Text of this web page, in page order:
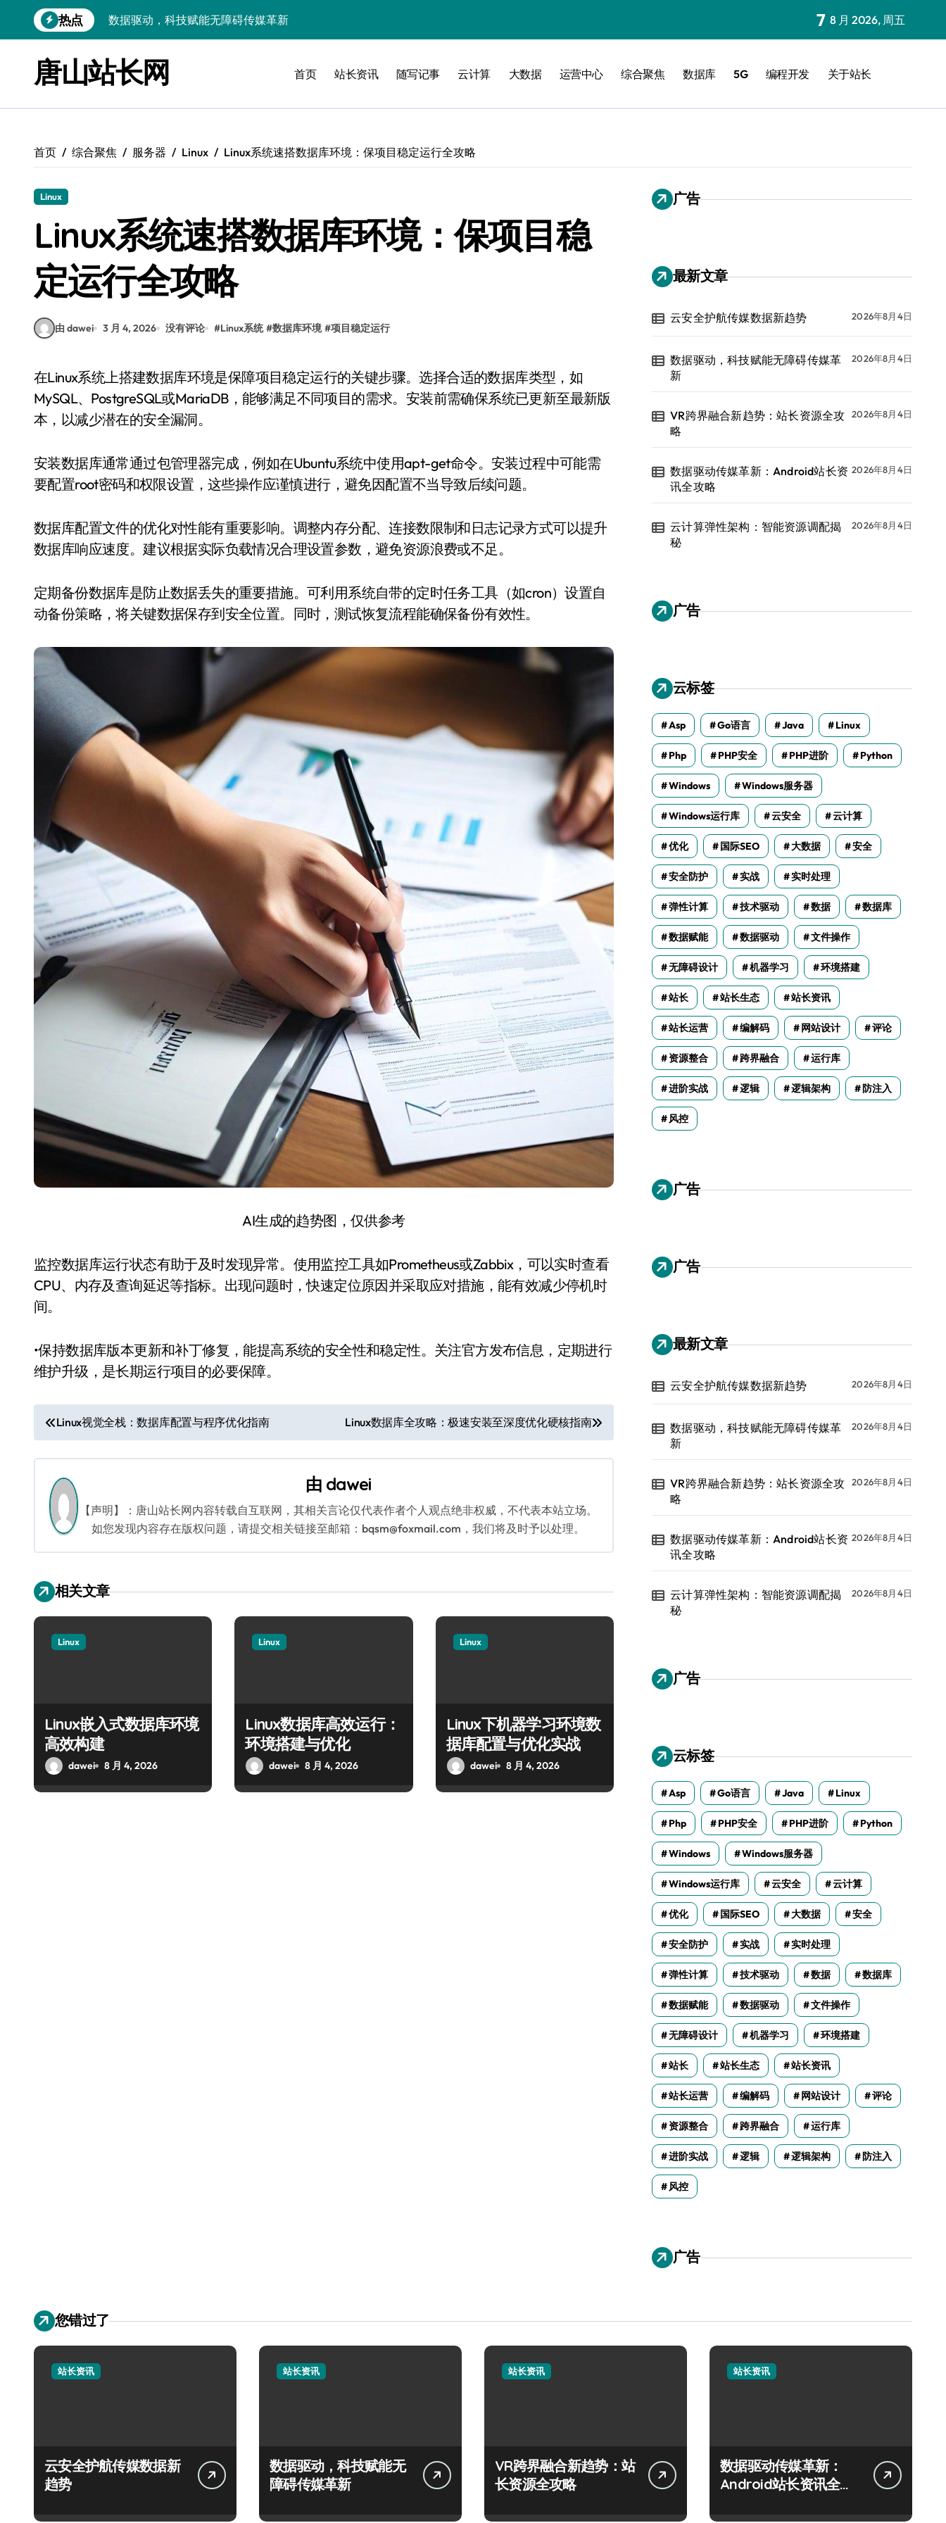
到
热点
VR跨界融合新趋势：站长资源全攻略
云计算弹性架构：智能资源调配揭秘
数据驱动传媒革新：交互优化实战解析
数据驱动下的传媒生态量子跃迁
数据驱动创新：科技赋能传媒增长
云安全护航传媒数据新趋势
7 8 月 2026, 周五
唐山站长网 首页 站长资讯 随写记事 云计算 大数据 运营中心 综合聚焦 数据库 5G 编程开发 关于站长
首页 综合聚焦 服务器 Linux Linux系统速搭数据库环境：保项目稳定运行全攻略
Linux
Linux系统速搭数据库环境：保项目稳
定运行全攻略
由 dawei 3 月 4, 2026 没有评论 #Linux系统 #数据库环境 #项目稳定运行
在Linux系统上搭建数据库环境是保障项目稳定运行的关键步骤。选择合适的数据库类型，如
MySQL、PostgreSQL或MariaDB，能够满足不同项目的需求。安装前需确保系统已更新至最新版
本，以减少潜在的安全漏洞。
安装数据库通常通过包管理器完成，例如在Ubuntu系统中使用apt-get命令。安装过程中可能需
要配置root密码和权限设置，这些操作应谨慎进行，避免因配置不当导致后续问题。
数据库配置文件的优化对性能有重要影响。调整内存分配、连接数限制和日志记录方式可以提升
数据库响应速度。建议根据实际负载情况合理设置参数，避免资源浪费或不足。
定期备份数据库是防止数据丢失的重要措施。可利用系统自带的定时任务工具（如cron）设置自
动备份策略，将关键数据保存到安全位置。同时，测试恢复流程能确保备份有效性。
AI生成的趋势图，仅供参考
监控数据库运行状态有助于及时发现异常。使用监控工具如Prometheus或Zabbix，可以实时查看
CPU、内存及查询延迟等指标。出现问题时，快速定位原因并采取应对措施，能有效减少停机时
间。
•保持数据库版本更新和补丁修复，能提高系统的安全性和稳定性。关注官方发布信息，定期进行
维护升级，是长期运行项目的必要保障。
文
章
导
航
Linux视觉全栈：数据库配置与程序优化指南 Linux数据库全攻略：极速安装至深度优化硬核指南
由 dawei
【声明】：唐山站长网内容转载自互联网，其相关言论仅代表作者个人观点绝非权威，不代表本站立场。
如您发现内容存在版权问题，请提交相关链接至邮箱：bqsm@foxmail.com，我们将及时予以处理。
相关文章
Linux
Linux嵌入式数据库环境
高效构建
dawei 8 月 4, 2026
Linux
Linux数据库高效运行：
环境搭建与优化
dawei 8 月 4, 2026
Linux
Linux下机器学习环境数
据库配置与优化实战
dawei 8 月 4, 2026
广告
最新文章
云安全护航传媒数据新趋势 2026年8月4日
数据驱动，科技赋能无障碍传媒革
新
2026年8月4日
VR跨界融合新趋势：站长资源全攻
略
2026年8月4日
数据驱动传媒革新：Android站长资
讯全攻略
2026年8月4日
云计算弹性架构：智能资源调配揭
秘
2026年8月4日
广告
云标签
Asp Go语言 Java Linux
Php PHP安全 PHP进阶 Python
Windows Windows服务器
Windows运行库 云安全 云计算
优化 国际SEO 大数据 安全
安全防护 实战 实时处理
弹性计算 技术驱动 数据 数据库
数据赋能 数据驱动 文件操作
无障碍设计 机器学习 环境搭建
站长 站长生态 站长资讯
站长运营 编解码 网站设计 评论
资源整合 跨界融合 运行库
进阶实战 逻辑 逻辑架构 防注入
风控
广告
广告
最新文章
云安全护航传媒数据新趋势 2026年8月4日
数据驱动，科技赋能无障碍传媒革
新
2026年8月4日
VR跨界融合新趋势：站长资源全攻
略
2026年8月4日
数据驱动传媒革新：Android站长资
讯全攻略
2026年8月4日
云计算弹性架构：智能资源调配揭
秘
2026年8月4日
广告
云标签
Asp Go语言 Java Linux
Php PHP安全 PHP进阶 Python
Windows Windows服务器
Windows运行库 云安全 云计算
优化 国际SEO 大数据 安全
安全防护 实战 实时处理
弹性计算 技术驱动 数据 数据库
数据赋能 数据驱动 文件操作
无障碍设计 机器学习 环境搭建
站长 站长生态 站长资讯
站长运营 编解码 网站设计 评论
资源整合 跨界融合 运行库
进阶实战 逻辑 逻辑架构 防注入
风控
广告
您错过了
站长资讯
云安全护航传媒数据新
趋势
站长资讯
数据驱动，科技赋能无
障碍传媒革新
站长资讯
VR跨界融合新趋势：站
长资源全攻略
站长资讯
数据驱动传媒革新：
Android站长资讯全攻